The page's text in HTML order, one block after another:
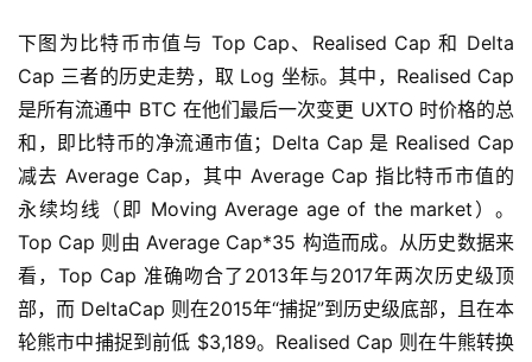
下图为比特币市值与 Top Cap、Realised Cap 和 Delta
Cap 三者的历史走势，取 Log 坐标。其中，Realised Cap
是所有流通中 BTC 在他们最后一次变更 UXTO 时价格的总
和，即比特币的净流通市值；Delta Cap 是 Realised Cap
减去 Average Cap，其中 Average Cap 指比特币市值的
永续均线（即 Moving Average age of the market）。
Top Cap 则由 Average Cap*35 构造而成。从历史数据来
看，Top Cap 准确吻合了2013年与2017年两次历史级顶
部，而 DeltaCap 则在2015年“捕捉”到历史级底部，且在本
轮熊市中捕捉到前低 $3,189。Realised Cap 则在牛熊转换